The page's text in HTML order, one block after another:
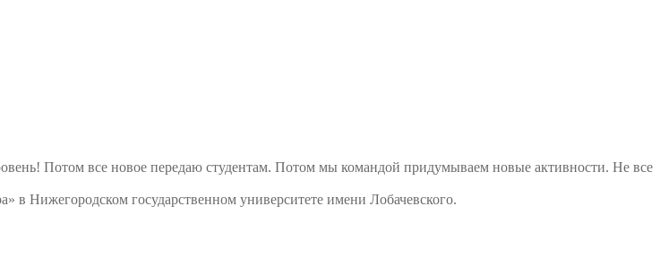
Потом все новое передаю студентам. Потом мы командой придумываем новые активности. Не все
в Нижегородском государственном университете имени Лобачевского.